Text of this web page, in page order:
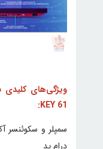
KEY 61:
درام پد